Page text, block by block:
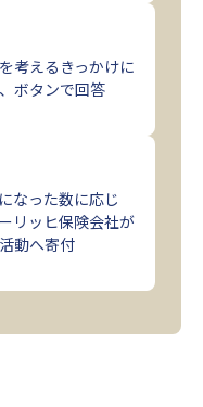
考えるきっかけに
ボタンで回答
なった数に応じ
リッヒ保険会社が
動へ寄付